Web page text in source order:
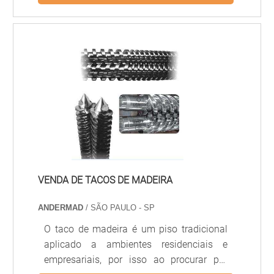
acartonado (drywall) ou em chapas de
formatos, sancas, nichos e desenhos
decorativos. É muito utilizado em
comerciais pela versatilidade, leveza e
acabamento refinado.
VENDA DE TACOS DE MADEIRA
ANDERMAD / SÃO PAULO - SP
O taco de madeira é um piso tradicional
aplicado a ambientes residenciais e
empresariais, por isso ao procurar por